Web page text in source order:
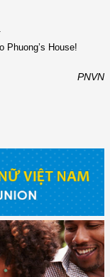
House!
PNVN